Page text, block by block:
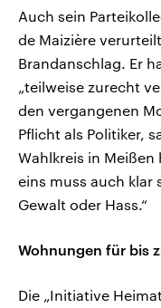
Auch sein
de Maizière
Brandanschlag. Er
„teilweise zurecht
den vergangenen
Pflicht als Politiker,
Wahlkreis in Meißen
eins muss auch klar
Gewalt oder Hass.“
Wohnungen für bis
Die „Initiative